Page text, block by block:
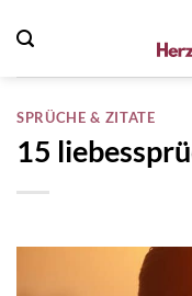
Inhalt
springen
SPRÜCHE & ZITATE
15